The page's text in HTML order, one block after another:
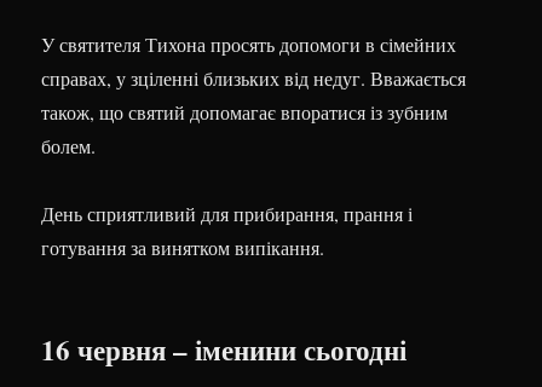
У святителя Тихона просять допомоги в сімейних
справах, у зціленні близьких від недуг. Вважається
також, що святий допомагає впоратися із зубним
болем.
День сприятливий для прибирання, прання і
готування за винятком випікання.
16 червня – іменини сьогодні